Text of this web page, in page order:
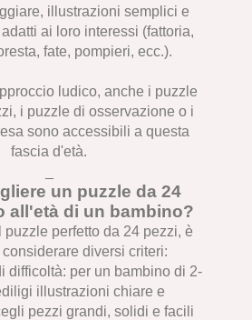
illustrazioni semplici e
ai loro interessi (fattoria,
fate, pompieri, ecc.).
ludico, anche i puzzle
i puzzle di osservazione o i
sono accessibili a questa
fascia d'età.
un puzzle da 24
all'età di un bambino?
puzzle perfetto da 24 pezzi, è
diversi criteri:
difficoltà: per un bambino di 2-
illustrazioni chiare e
pezzi grandi, solidi e facili